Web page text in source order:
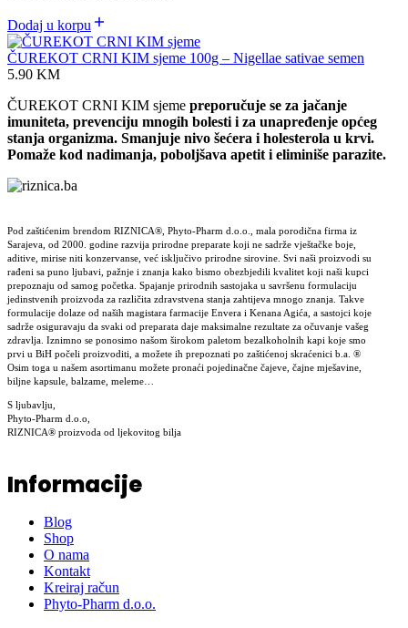
Dodaj u korpu
ČUREKOT CRNI KIM sjeme 100g – Nigellae sativae semen
5.90 KM
ČUREKOT CRNI KIM sjeme preporučuje se za jačanje
imuniteta, prevenciju mnogih bolesti i za unapređenje općeg
stanja organizma. Smanjuje nivo šećera i holesterola u krvi.
Pomaže kod nadimanja, poboljšava apetit i eliminiše parazite.
Pod zaštićenim brendom RIZNICA®, Phyto-Pharm d.o.o., mala porodična firma iz
Sarajeva, od 2000. godine razvija prirodne preparate koji ne sadrže vještačke boje,
aditive, mirise niti konzervanse, već isključivo prirodne sirovine. Svi naši proizvodi su
rađeni sa puno ljubavi, pažnje i znanja kako bismo obezbjedili kvalitet koji naši kupci
prepoznaju od samog početka. Spajanje prirodnih sastojaka u savršenu formulaciju
jedinstvenih proizvoda za različita zdravstvena stanja zahtijeva mnogo znanja. Takve
formulacije dolaze od naših magistara farmacije Envera i Kenana Agića, a sastojci koje
sadrže osiguravaju da svaki od preparata daje maksimalne rezultate za očuvanje vašeg
zdravlja. Iznimno se ponosimo našom širokom paletom bezalkoholnih kapi koje smo
prvi u BiH počeli proizvoditi, a možete ih prepoznati po zaštićenoj skraćenici b.a. ®
Osim toga u našem asortimanu možete pronaći pojedinačne čajeve, čajne mješavine,
biljne kapsule, balzame, meleme…
S ljubavlju,
Phyto-Pharm d.o.o,
RIZNICA® proizvoda od ljekovitog bilja
Informacije
Blog
Shop
O nama
Kontakt
Kreiraj račun
Phyto-Pharm d.o.o.